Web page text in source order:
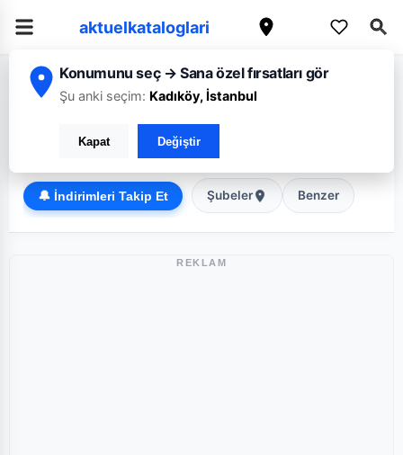
aktuelkataloglari
Konumunu seç → Sana özel fırsatları gör
Şu anki seçim: Kadıköy, İstanbul
Kapat Değiştir
Ana Sayfa/Malatya/ Migros
Süper Market
🔔 İndirimleri Takip Et Şubeler Benzer
REKLAM